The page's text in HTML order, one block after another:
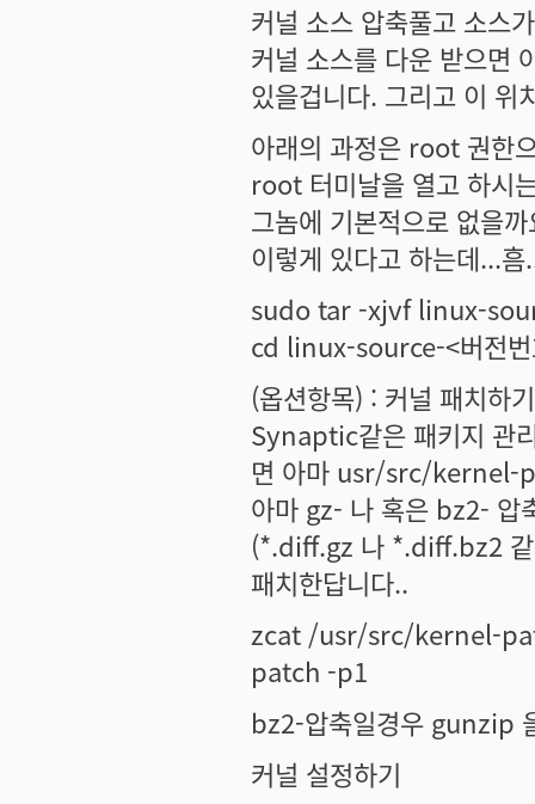
커널 소스 압축풀고 소스
커널 소스를 다운 받으면
있을겁니다. 그리고 이 위
아래의 과정은 root 권한
root 터미날을 열고 하시
그놈에 기본적으로 없을
이렇게 있다고 하는데...흠
sudo tar -xjvf linux-
cd linux-source-<버전
(옵션항목) : 커널 패치하
Synaptic같은 패키지 관
면 아마 usr/src/kernel-
아마 gz- 나 혹은 bz2- 압
(*.diff.gz 나 *.diff.bz2 같
패치한답니다..
zcat /usr/src/kernel-
patch -p1
bz2-압축일경우 gunzip
커널 설정하기